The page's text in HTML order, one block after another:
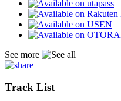
See more
Track List